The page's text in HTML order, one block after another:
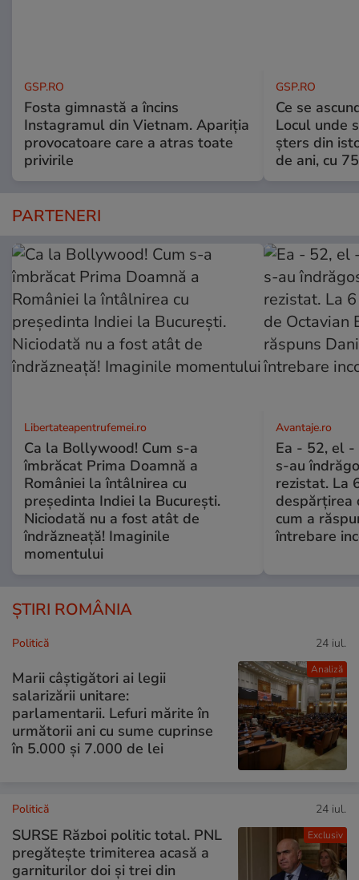
GSP.RO
Fosta gimnastă a încins
Instagramul din Vietnam. Apariția
provocatoare care a atras toate
privirile
GSP.RO
Ce se
Locul unde
șters din
de ani, cu
PARTENERI
Libertateapentrufemei.ro
Ca la Bollywood! Cum s-a
îmbrăcat Prima Doamnă a
României la întâlnirea cu
președinta Indiei la București.
Niciodată nu a fost atât de
îndrăzneață! Imaginile
momentului
Avantaje.ro
Ea - 52, el -
s-au
rezistat. La
despărțirea
cum a
întrebare
ȘTIRI ROMÂNIA
Analiză
Politică 24 iul.
Marii câștigători ai legii
salarizării unitare:
parlamentarii. Lefuri mărite în
următorii ani cu sume cuprinse
în 5.000 și 7.000 de lei
Exclusiv
Politică 24 iul.
SURSE Război politic total. PNL
pregătește trimiterea acasă a
garniturilor doi și trei din